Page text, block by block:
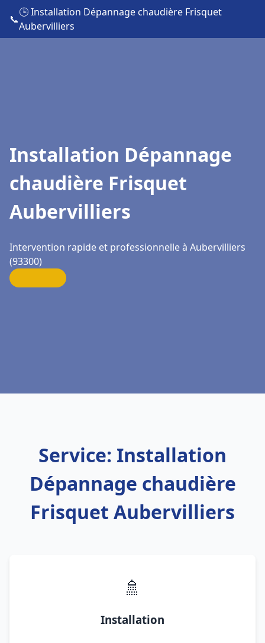
📞
🕒 Installation Dépannage chaudière Frisquet
Aubervilliers
Installation Dépannage
chaudière Frisquet
Aubervilliers
Intervention rapide et professionnelle à Aubervilliers
(93300)
Service: Installation
Dépannage chaudière
Frisquet Aubervilliers
🚿
Installation